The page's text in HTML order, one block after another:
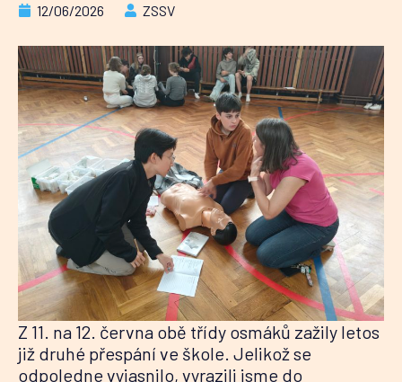
12/06/2026 ZSSV
Z 11. na 12. června obě třídy osmáků zažily letos
již druhé přespání ve škole. Jelikož se
odpoledne vyjasnilo, vyrazili jsme do